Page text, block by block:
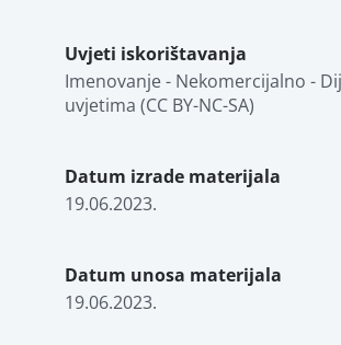
Uvjeti iskorištavanja
Imenovanje - Nekomercijalno -
uvjetima (CC BY-NC-SA)
Datum izrade materijala
19.06.2023.
Datum unosa materijala
19.06.2023.